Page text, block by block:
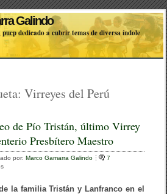
Galindo
dedicado a cubrir temas de diversa índole
Virreyes del Perú
de Pío Tristán, último Virrey
Presbítero Maestro
por:Marco Gamarra Galindo
7
la familia Tristán y Lanfranco en el